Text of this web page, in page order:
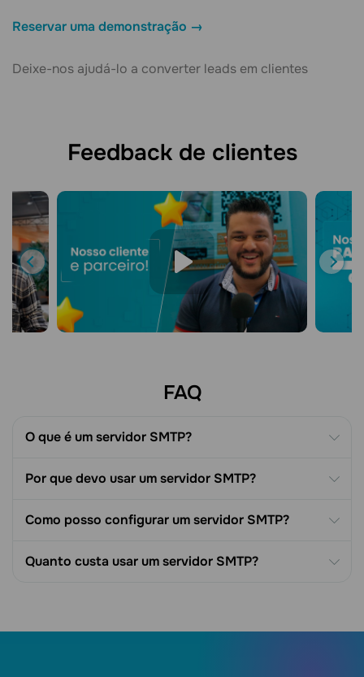
Reservar uma demonstração →
Deixe-nos ajudá-lo a converter leads em clientes
Feedback de clientes
FAQ
O que é um servidor SMTP?
Por que devo usar um servidor SMTP?
Como posso configurar um servidor SMTP?
Quanto custa usar um servidor SMTP?